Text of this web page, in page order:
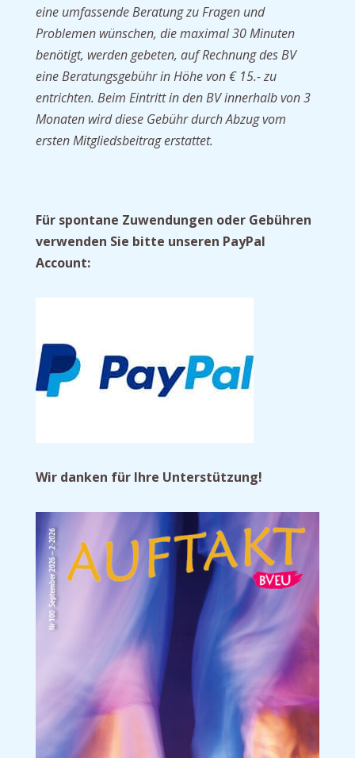
eine umfassende Beratung zu Fragen und
Problemen wünschen, die maximal 30 Minuten
benötigt, werden gebeten, auf Rechnung des BV
eine Beratungsgebühr in Höhe von € 15.- zu
entrichten. Beim Eintritt in den BV innerhalb von 3
Monaten wird diese Gebühr durch Abzug vom
ersten Mitgliedsbeitrag erstattet.
Für spontane Zuwendungen oder Gebühren
verwenden Sie bitte unseren PayPal
Account:
Wir danken für Ihre Unterstützung!